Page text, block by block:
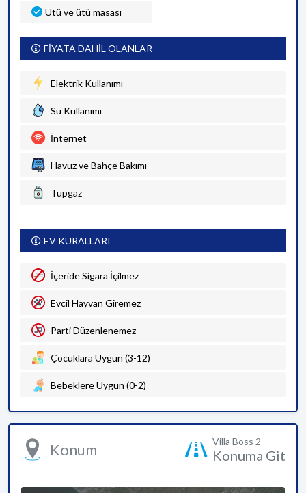
Ütü ve ütü masası
FİYATA DAHİL OLANLAR
Elektrik Kullanımı
Su Kullanımı
İnternet
Havuz ve Bahçe Bakımı
Tüpgaz
EV KURALLARI
İçeride Sigara İçilmez
Evcil Hayvan Giremez
Parti Düzenlenemez
Çocuklara Uygun (3-12)
Bebeklere Uygun (0-2)
Konum Villa Boss 2
Konuma Git